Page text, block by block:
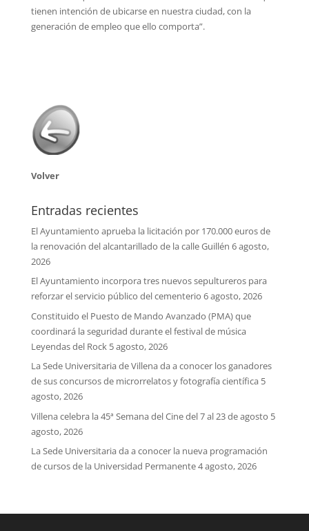
tienen intención de ubicarse en nuestra ciudad, con la
generación de empleo que ello comporta”.
Volver
Entradas recientes
El Ayuntamiento aprueba la licitación por 170.000 euros de
la renovación del alcantarillado de la calle Guillén 6 agosto,
2026
El Ayuntamiento incorpora tres nuevos sepultureros para
reforzar el servicio público del cementerio 6 agosto, 2026
Constituido el Puesto de Mando Avanzado (PMA) que
coordinará la seguridad durante el festival de música
Leyendas del Rock 5 agosto, 2026
La Sede Universitaria de Villena da a conocer los ganadores
de sus concursos de microrrelatos y fotografía científica 5
agosto, 2026
Villena celebra la 45ª Semana del Cine del 7 al 23 de agosto 5
agosto, 2026
La Sede Universitaria da a conocer la nueva programación
de cursos de la Universidad Permanente4 agosto, 2026